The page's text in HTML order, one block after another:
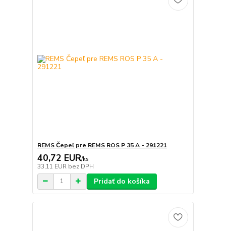
REMS Čepeľ pre REMS ROS P 35 A - 291221
40,72 EUR/ks
33,11 EUR bez DPH
Pridať do košíka